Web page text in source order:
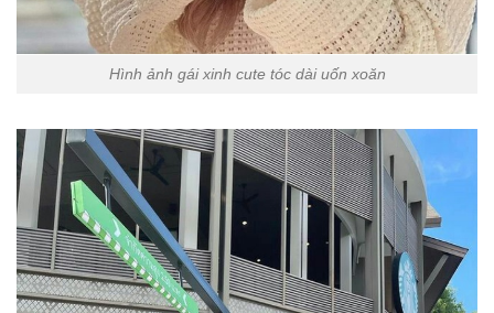
Hình ảnh gái xinh cute tóc dài uốn xoăn